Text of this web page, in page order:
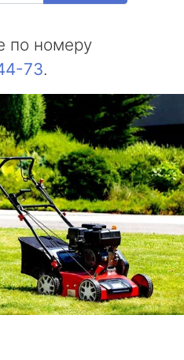
по номеру
73.